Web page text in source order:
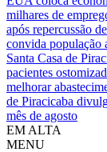
milhares de
após repercussão
convida população
Santa Casa de
pacientes
melhorar
de Piracicaba
mês de agosto
EM ALTA
MENU